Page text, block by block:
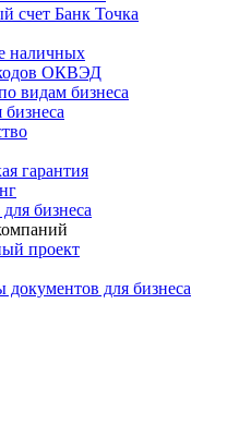
счет Банк Точка
наличных
ОКВЭД
видам бизнеса
гарантия
бизнеса
проект
для бизнеса